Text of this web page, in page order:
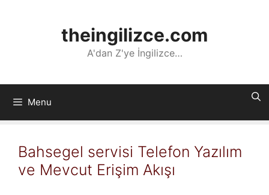
theingilizce.com
A'dan Z'ye İngilizce…
Menu
Bahsegel servisi Telefon Yazılım
ve Mevcut Erişim Akışı